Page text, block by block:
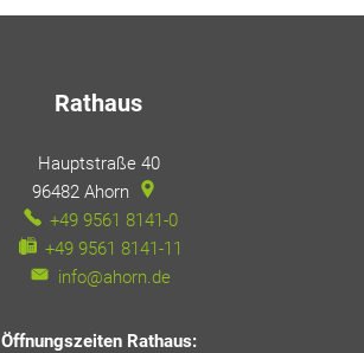
Rathaus
Hauptstraße 40
96482 Ahorn
+49 9561 8141-0
+49 9561 8141-11
info@ahorn.de
Öffnungszeiten Rathaus: